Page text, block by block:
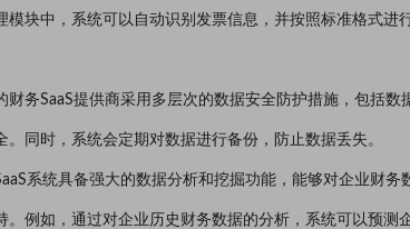
模块中，系统可以自动识别发票信息，并按照标准格式进
财务SaaS提供商采用多层次的数据安全防护措施，包括数
同时，系统会定期对数据进行备份，防止数据丢失。
系统具备强大的数据分析和挖掘功能，能够对企业财
。例如，通过对企业历史财务数据的分析，系统可以预测